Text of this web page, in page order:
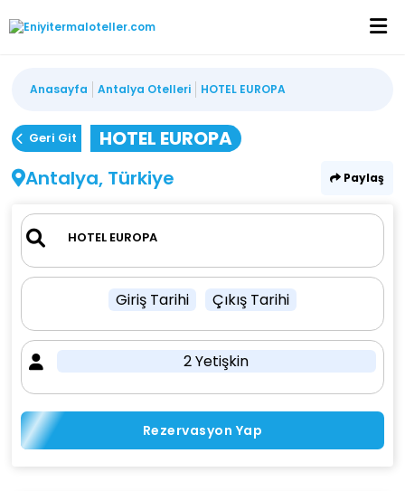
Anasayfa Antalya Otelleri HOTEL EUROPA
Geri Git
HOTEL EUROPA
Antalya, Türkiye
Paylaş
Giriş Tarihi Çıkış Tarihi
2 Yetişkin
Rezervasyon Yap